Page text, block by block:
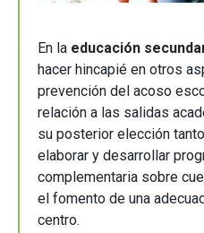
En la educación
hacer hincapié en otros
prevención del acoso
relación a las salidas
su posterior elección
elaborar y desarrollar
complementaria sobre
el fomento de una
centro.